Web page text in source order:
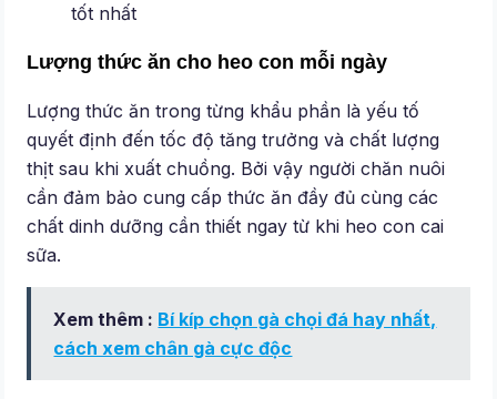
tốt nhất
Lượng thức ăn cho heo con mỗi ngày
Lượng thức ăn trong từng khẩu phần là yếu tố
quyết định đến tốc độ tăng trưởng và chất lượng
thịt sau khi xuất chuồng. Bởi vậy người chăn nuôi
cần đảm bảo cung cấp thức ăn đầy đủ cùng các
chất dinh dưỡng cần thiết ngay từ khi heo con cai
sữa.
Xem thêm : Bí kíp chọn gà chọi đá hay nhất,
cách xem chân gà cực độc